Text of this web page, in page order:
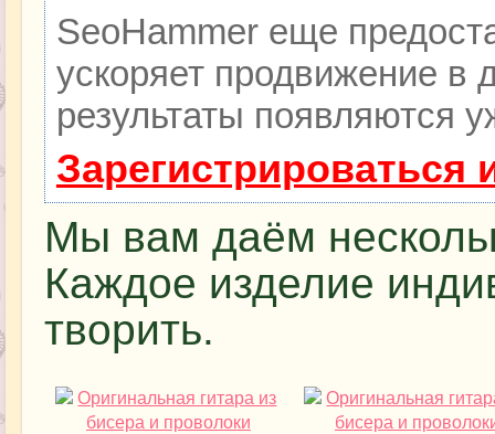
SeoHammer еще
ускоряет продвижение в
результаты появляются
Мы вам даём
Каждое изделие
творить.